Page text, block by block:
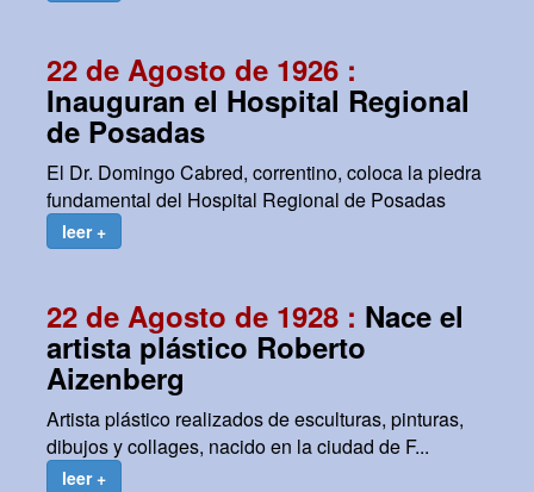
22 de Agosto de 1926 :
Inauguran el Hospital Regional
de Posadas
El Dr. Domingo Cabred, correntino, coloca la piedra
fundamental del Hospital Regional de Posadas
leer +
22 de Agosto de 1928 : Nace el
artista plástico Roberto
Aizenberg
Artista plástico realizados de esculturas, pinturas,
dibujos y collages, nacido en la ciudad de F...
leer +